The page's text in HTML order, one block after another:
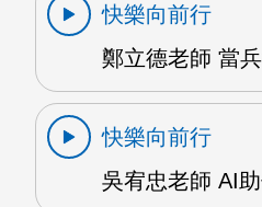
快樂向前行
鄭立德老師 當
快樂向前行
吳宥忠老師 AI